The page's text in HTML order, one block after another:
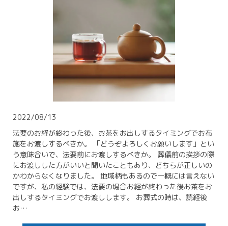
2022/08/13
法要のお経が終わった後、お茶をお出しするタイミングでお布
施をお渡しするべきか。 「どうぞよろしくお願いします」とい
う意味合いで、法要前にお渡しするべきか。 葬儀前の挨拶の際
にお渡しした方がいいと聞いたこともあり、どちらが正しいの
かわからなくなりました。 地域柄もあるので一概には言えない
ですが、私の経験では、法要の場合お経が終わった後お茶をお
出しするタイミングでお渡しします。 お葬式の時は、読経後
お…